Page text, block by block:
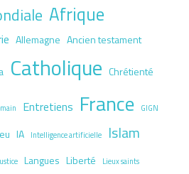
Afrique
Allemagne Ancien testament
Catholique Chrétienté
Entretiens France GIGN
IA Intelligence artificielle Islam
Langues Liberté Lieux saints